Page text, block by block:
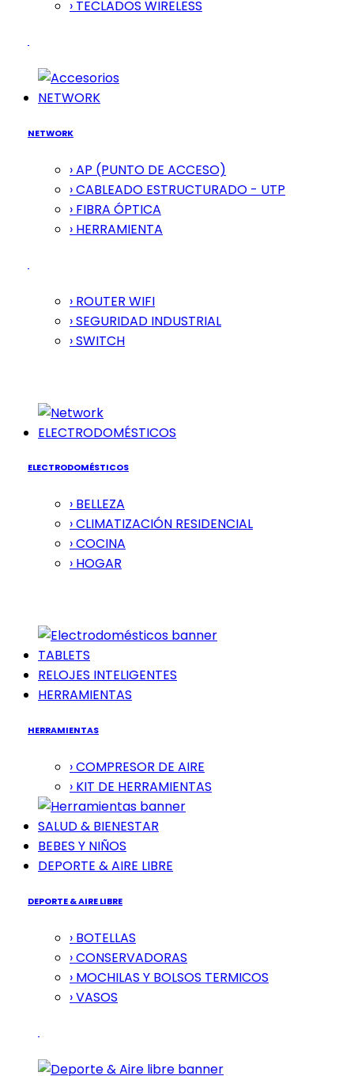
› TECLADOS WIRELESS
NETWORK
NETWORK
› AP (PUNTO DE ACCESO)
› CABLEADO ESTRUCTURADO - UTP
› FIBRA ÓPTICA
› HERRAMIENTA
› ROUTER WIFI
› SEGURIDAD INDUSTRIAL
› SWITCH
ELECTRODOMÉSTICOS
ELECTRODOMÉSTICOS
› BELLEZA
› CLIMATIZACIÓN RESIDENCIAL
› COCINA
› HOGAR
TABLETS
RELOJES INTELIGENTES
HERRAMIENTAS
HERRAMIENTAS
› COMPRESOR DE AIRE
› KIT DE HERRAMIENTAS
SALUD & BIENESTAR
BEBES Y NIÑOS
DEPORTE & AIRE LIBRE
DEPORTE & AIRE LIBRE
› BOTELLAS
› CONSERVADORAS
› MOCHILAS Y BOLSOS TERMICOS
› VASOS